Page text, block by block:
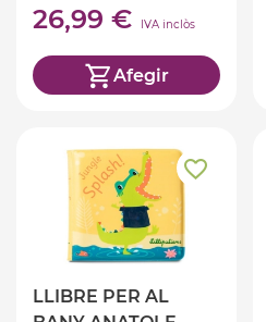
26,99 € IVA inclòs
Afegir
LLIBRE PER AL